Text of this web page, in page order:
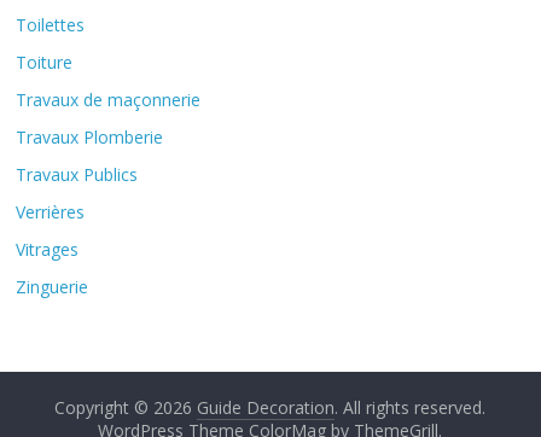
Toilettes
Toiture
Travaux de maçonnerie
Travaux Plomberie
Travaux Publics
Verrières
Vitrages
Zinguerie
Copyright © 2026 Guide Decoration. All rights reserved.
WordPress Theme ColorMag by ThemeGrill.